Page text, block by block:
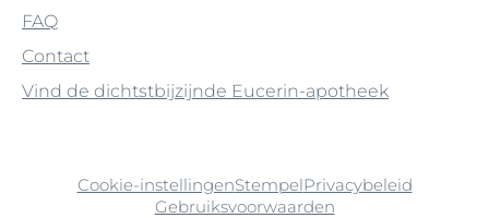
FAQ
Contact
Vind de dichtstbijzijnde Eucerin-apotheek
Cookie-instellingenStempelPrivacybeleid
Gebruiksvoorwaarden